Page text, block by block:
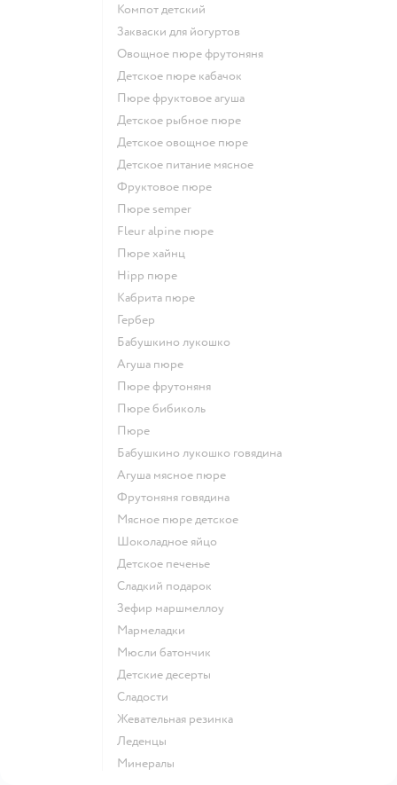
компот детский
Закваски для йогуртов
овощное пюре фрутоняня
детское пюре кабачок
пюре фруктовое агуша
детское рыбное пюре
детское овощное пюре
детское питание мясное
фруктовое пюре
пюре semper
fleur alpine пюре
пюре хайнц
hipp пюре
кабрита пюре
гербер
бабушкино лукошко
агуша пюре
пюре фрутоняня
пюре бибиколь
пюре
бабушкино лукошко говядина
агуша мясное пюре
фрутоняня говядина
мясное пюре детское
шоколадное яйцо
детское печенье
сладкий подарок
зефир маршмеллоу
мармеладки
мюсли батончик
детские десерты
сладости
жевательная резинка
леденцы
Минералы